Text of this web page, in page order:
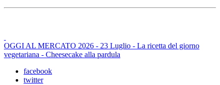
OGGI AL MERCATO 2026 - 23 Luglio - La ricetta del giorno
vegetariana - Cheesecake alla pardula
facebook
twitter